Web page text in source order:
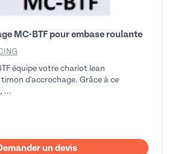
MC-BTF pour embase roulante
équipe votre chariot lean
d'accrochage. Grâce à ce
...
un devis